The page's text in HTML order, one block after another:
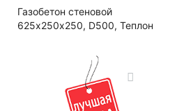
Газобетон стеновой
625х250х250, D500, Теплон